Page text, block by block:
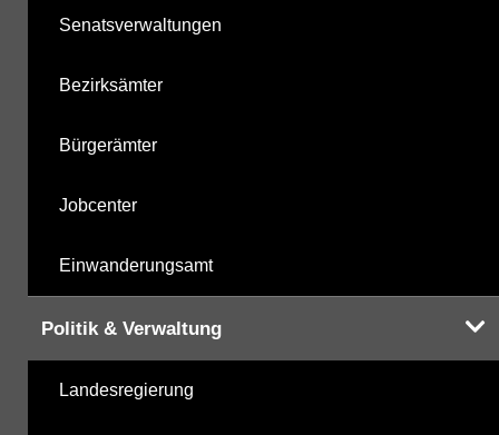
Senatsverwaltungen
Bezirksämter
Bürgerämter
Jobcenter
Einwanderungsamt
Politik & Verwaltung
Landesregierung